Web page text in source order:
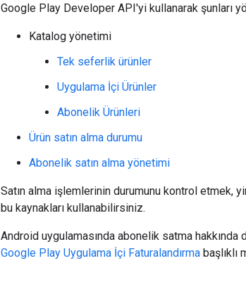
Google Play Developer API'yi kullanarak şunları
Katalog yönetimi
Tek seferlik ürünler
Uygulama İçi Ürünler
Abonelik Ürünleri
Ürün satın alma durumu
Abonelik satın alma yönetimi
Satın alma işlemlerinin durumunu kontrol etmek,
bu kaynakları kullanabilirsiniz.
Android uygulamasında abonelik satma
Google Play Uygulama İçi Faturalandırma başlıklı